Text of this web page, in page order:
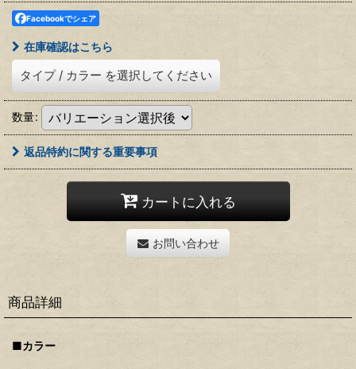
Facebookでシェア
在庫確認はこちら
タイプ / カラー を選択してください
数量:
返品特約に関する重要事項
カートに入れる
お問い合わせ
商品詳細
■カラー